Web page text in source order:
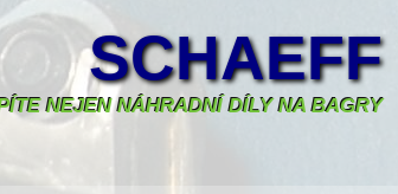
SCHAEFF
NEJEN NÁHRADNÍ DÍLY NA BAGRY